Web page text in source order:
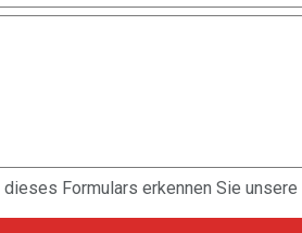
Formulars erkennen Sie unsere